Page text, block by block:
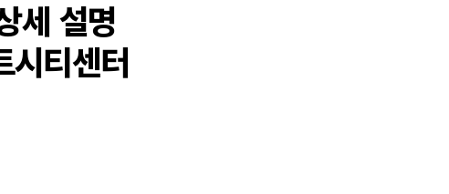
세 설명
티센터